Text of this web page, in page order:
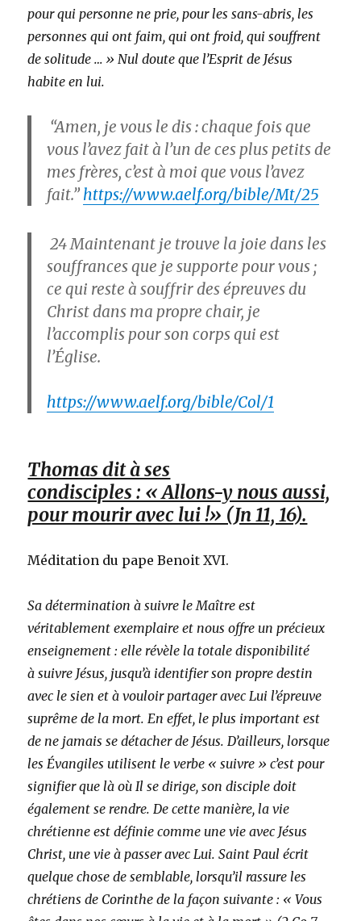
pour qui personne ne prie, pour les sans-abris, les
personnes qui ont faim, qui ont froid, qui souffrent
de solitude … » Nul doute que l’Esprit de Jésus
habite en lui.
“Amen, je vous le dis : chaque fois que
vous l’avez fait à l’un de ces plus petits de
mes frères, c’est à moi que vous l’avez
fait.” https://www.aelf.org/bible/Mt/25
24Maintenant je trouve la joie dans les
souffrances que je supporte pour vous ;
ce qui reste à souffrir des épreuves du
Christ dans ma propre chair, je
l’accomplis pour son corps qui est
l’Église.
https://www.aelf.org/bible/Col/1
Thomas dit à ses
condisciples : « Allons-y nous aussi,
pour mourir avec lui !» (Jn 11, 16).
Méditation du pape Benoit XVI.
Sa détermination à suivre le Maître est
véritablement exemplaire et nous offre un précieux
enseignement : elle révèle la totale disponibilité
à suivre Jésus, jusqu’à identifier son propre destin
avec le sien et à vouloir partager avec Lui l’épreuve
suprême de la mort. En effet, le plus important est
de ne jamais se détacher de Jésus. D’ailleurs, lorsque
les Évangiles utilisent le verbe « suivre » c’est pour
signifier que là où Il se dirige, son disciple doit
également se rendre. De cette manière, la vie
chrétienne est définie comme une vie avec Jésus
Christ, une vie à passer avec Lui. Saint Paul écrit
quelque chose de semblable, lorsqu’il rassure les
chrétiens de Corinthe de la façon suivante : « Vous